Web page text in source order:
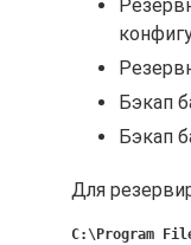
Бэкап
Бэкап
Для
C:\Program